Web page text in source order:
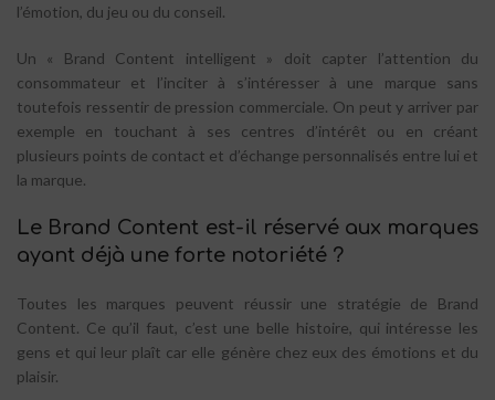
l’émotion, du jeu ou du conseil.
Un « Brand Content intelligent » doit capter l’attention du
consommateur et l’inciter à s’intéresser à une marque sans
toutefois ressentir de pression commerciale. On peut y arriver par
exemple en touchant à ses centres d’intérêt ou en créant
plusieurs points de contact et d’échange personnalisés entre lui et
la marque.
Le Brand Content est-il réservé aux marques
ayant déjà une forte notoriété ?
Toutes les marques peuvent réussir une stratégie de Brand
Content. Ce qu’il faut, c’est une belle histoire, qui intéresse les
gens et qui leur plaît car elle génère chez eux des émotions et du
plaisir.